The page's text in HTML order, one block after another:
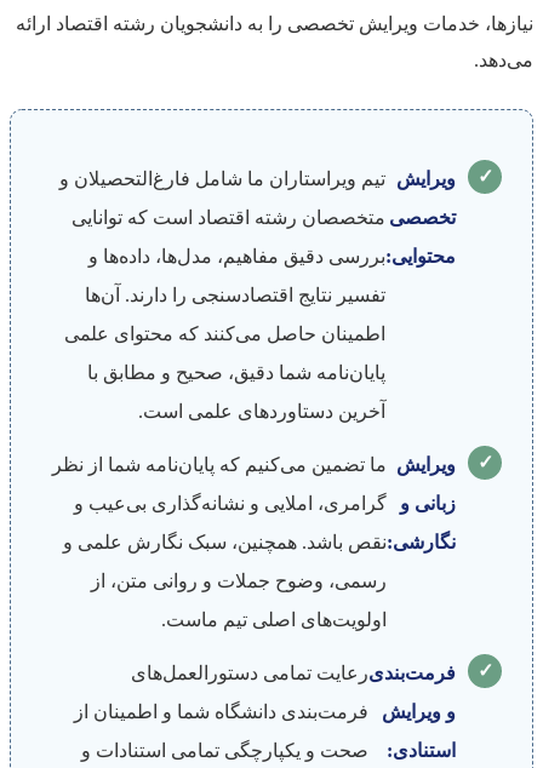
نیازها، خدمات ویرایش تخصصی را به دانشجویان رشته اقتصاد ارائه
می‌دهد.
✓
ویرایش
تخصصی
محتوایی:
تیم ویراستاران ما شامل فارغ‌التحصیلان و
متخصصان رشته اقتصاد است که توانایی
بررسی دقیق مفاهیم، مدل‌ها، داده‌ها و
تفسیر نتایج اقتصادسنجی را دارند. آن‌ها
اطمینان حاصل می‌کنند که محتوای علمی
پایان‌نامه شما دقیق، صحیح و مطابق با
آخرین دستاوردهای علمی است.
✓
ویرایش
زبانی و
نگارشی:
ما تضمین می‌کنیم که پایان‌نامه شما از نظر
گرامری، املایی و نشانه‌گذاری بی‌عیب و
نقص باشد. همچنین، سبک نگارش علمی و
رسمی، وضوح جملات و روانی متن، از
اولویت‌های اصلی تیم ماست.
✓
فرمت‌بندی
و ویرایش
استنادی:
رعایت تمامی دستورالعمل‌های
فرمت‌بندی دانشگاه شما و اطمینان از
صحت و یکپارچگی تمامی استنادات و